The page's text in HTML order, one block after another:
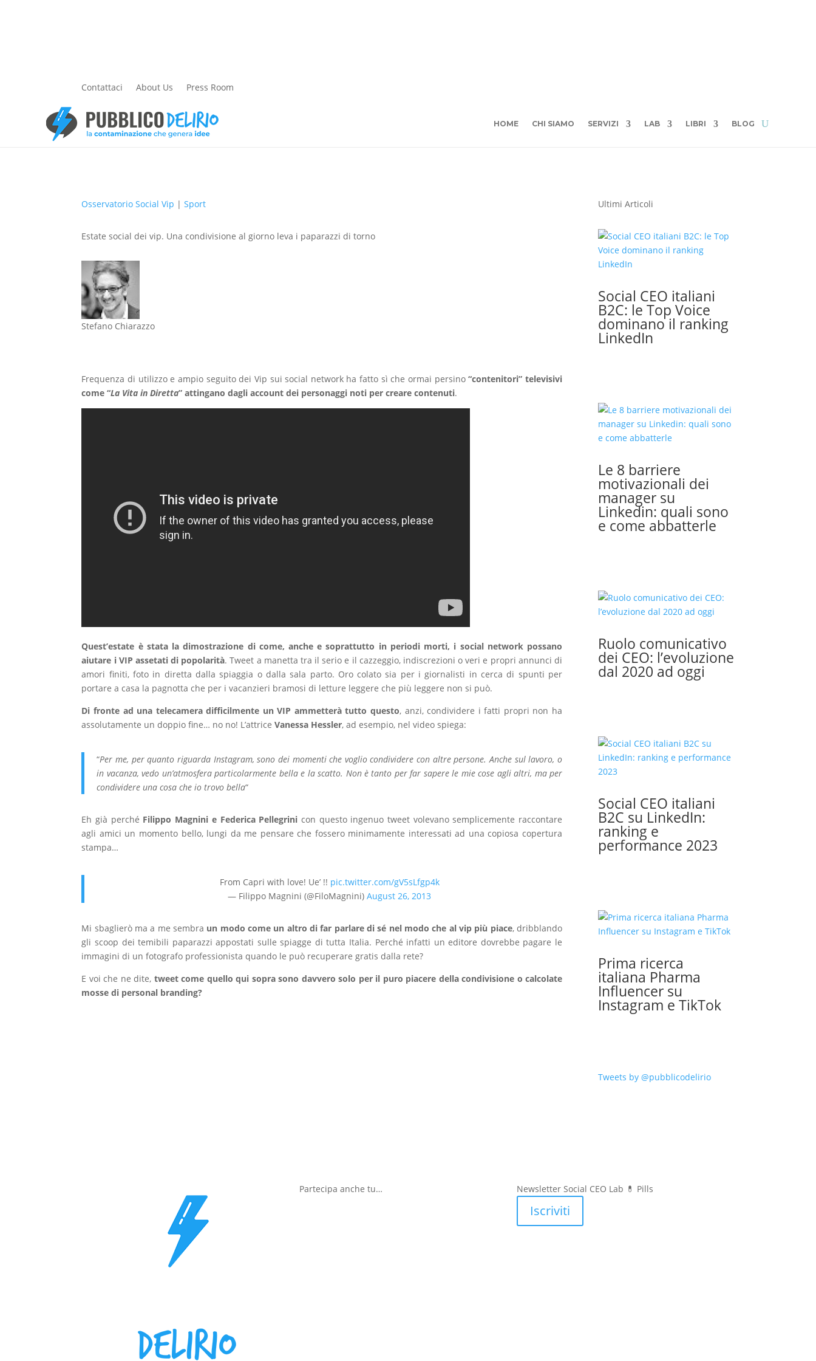
Contattaci About Us Press Room
HOME CHI SIAMO SERVIZI LAB LIBRI BLOG
Osservatorio Social Vip |Sport
Estate social dei vip. Una condivisione al giorno leva i paparazzi di torno
Stefano Chiarazzo
Frequenza di utilizzo e ampio seguito dei Vip sui social network ha fatto sì che ormai persino“contenitori” televisivi
come “La Vita in Diretta” attingano dagli account dei personaggi noti per creare contenuti.
Quest’estate è stata la dimostrazione di come, anche e soprattutto in periodi morti, i social network possano
aiutare i VIP assetati di popolarità. Tweet a manetta tra il serio e il cazzeggio, indiscrezioni o veri e propri annunci di
amori finiti, foto in diretta dalla spiaggia o dalla sala parto. Oro colato sia per i giornalisti in cerca di spunti per
portare a casa la pagnotta che per i vacanzieri bramosi di letture leggere che più leggere non si può.
Di fronte ad una telecamera difficilmente un VIP ammetterà tutto questo, anzi, condividere i fatti propri non ha
assolutamente un doppio fine… no no! L’attriceVanessa Hessler, ad esempio, nel video spiega:
“Per me, per quanto riguarda Instagram, sono dei momenti che voglio condividere con altre persone. Anche sul lavoro, o
in vacanza, vedo un’atmosfera particolarmente bella e la scatto. Non è tanto per far sapere le mie cose agli altri, ma per
condividere una cosa che io trovo bella“
Eh già perché Filippo Magnini e Federica Pellegrini con questo ingenuo tweet volevano semplicemente raccontare
agli amici un momento bello, lungi da me pensare che fossero minimamente interessati ad una copiosa copertura
stampa…
From Capri with love! Ue’ !! pic.twitter.com/gV5sLfgp4k
— Filippo Magnini (@FiloMagnini)August 26, 2013
Mi sbaglierò ma a me sembra un modo come un altro di far parlare di sé nel modo che al vip più piace, dribblando
gli scoop dei temibili paparazzi appostati sulle spiagge di tutta Italia. Perché infatti un editore dovrebbe pagare le
immagini di un fotografo professionista quando le può recuperare gratis dalla rete?
E voi che ne dite, tweet come quello qui sopra sono davvero solo per il puro piacere della condivisione o calcolate
mosse di personal branding?
Ultimi Articoli
Social CEO italiani
B2C: le Top Voice
dominano il ranking
LinkedIn
Le 8 barriere
motivazionali dei
manager su
Linkedin: quali sono
e come abbatterle
Ruolo comunicativo
dei CEO: l’evoluzione
dal 2020 ad oggi
Social CEO italiani
B2C su LinkedIn:
ranking e
performance 2023
Prima ricerca
italiana Pharma
Influencer su
Instagram e TikTok
Tweets by @pubblicodelirio
Partecipa anche tu… Newsletter Social CEO Lab 💊 Pills
Iscriviti